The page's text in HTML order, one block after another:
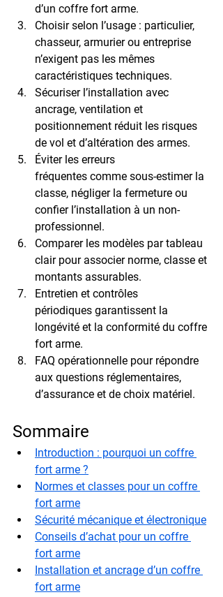
d’un coffre fort arme.
Choisir selon l’usage : particulier,
chasseur, armurier ou entreprise
n’exigent pas les mêmes
caractéristiques techniques.
Sécuriser l’installation avec
ancrage, ventilation et
positionnement réduit les risques
de vol et d’altération des armes.
Éviter les erreurs
fréquentes comme sous-estimer la
classe, négliger la fermeture ou
confier l’installation à un non-
professionnel.
Comparer les modèles par tableau
clair pour associer norme, classe et
montants assurables.
Entretien et contrôles
périodiques garantissent la
longévité et la conformité du coffre
fort arme.
FAQ opérationnelle pour répondre
aux questions réglementaires,
d’assurance et de choix matériel.
Sommaire
Introduction : pourquoi un coffre
fort arme ?
Normes et classes pour un coffre
fort arme
Sécurité mécanique et électronique
Conseils d’achat pour un coffre
fort arme
Installation et ancrage d’un coffre
fort arme